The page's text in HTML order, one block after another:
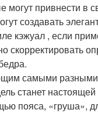
привнести в
создавать
кэжуал , если
самыми
станет
пояса, «груша»,